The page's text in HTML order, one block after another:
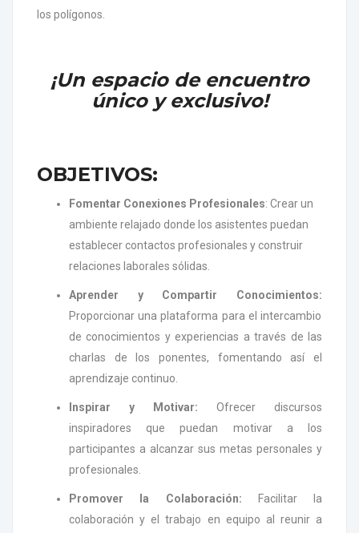
los polígonos.
¡Un espacio de encuentro
único y exclusivo!
OBJETIVOS:
Fomentar Conexiones Profesionales: Crear un
ambiente relajado donde los asistentes puedan
establecer contactos profesionales y construir
relaciones laborales sólidas.
Aprender y Compartir Conocimientos:
Proporcionar una plataforma para el intercambio
de conocimientos y experiencias a través de las
charlas de los ponentes, fomentando así el
aprendizaje continuo.
Inspirar y Motivar: Ofrecer discursos
inspiradores que puedan motivar a los
participantes a alcanzar sus metas personales y
profesionales.
Promover la Colaboración:
Facilitar la
colaboración y el trabajo en equipo al reunir a